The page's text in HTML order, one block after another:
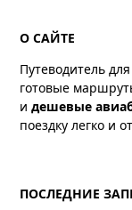
О САЙТЕ
Путеводитель
готовые
и дешевые
поездку легко и
ПОСЛЕДНИЕ